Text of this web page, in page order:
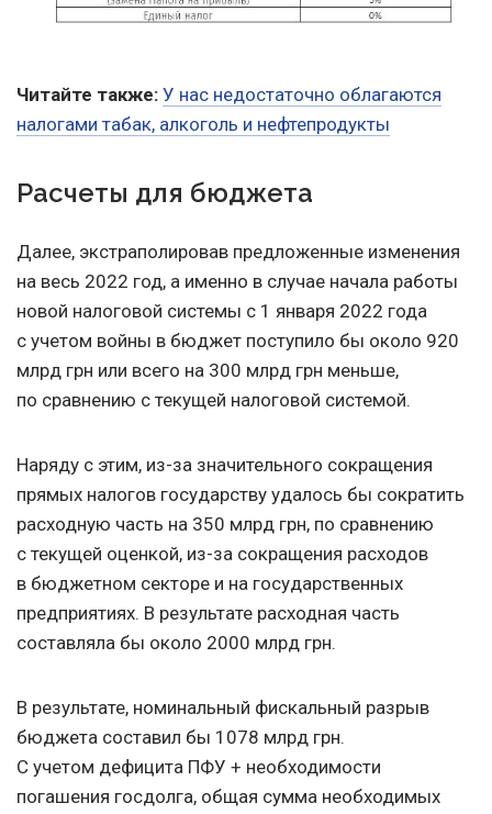
Читайте также: У нас недостаточно облагаются
налогами табак, алкоголь и нефтепродукты
Расчеты для бюджета
Далее, экстраполировав предложенные изменения
на весь 2022 год, а именно в случае начала работы
новой налоговой системы с 1 января 2022 года
с учетом войны в бюджет поступило бы около 920
млрд грн или всего на 300 млрд грн меньше,
по сравнению с текущей налоговой системой.
Наряду с этим, из-за значительного сокращения
прямых налогов государству удалось бы сократить
расходную часть на 350 млрд грн, по сравнению
с текущей оценкой, из-за сокращения расходов
в бюджетном секторе и на государственных
предприятиях. В результате расходная часть
составляла бы около 2000 млрд грн.
В результате, номинальный фискальный разрыв
бюджета составил бы 1078 млрд грн.
С учетом дефицита ПФУ + необходимости
погашения госдолга, общая сумма необходимых